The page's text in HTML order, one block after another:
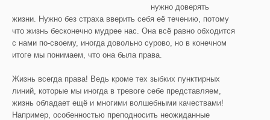
нужно доверять
жизни. Нужно без страха вверить себя её течению, потому
что жизнь бесконечно мудрее нас. Она всё равно обходится
с нами по-своему, иногда довольно сурово, но в конечном
итоге мы понимаем, что она была права.
Жизнь всегда права! Ведь кроме тех зыбких пунктирных
линий, которые мы иногда в тревоге себе представляем,
жизнь обладает ещё и многими волшебными качествами!
Например, особенностью преподносить неожиданные